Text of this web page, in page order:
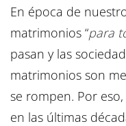
En época de
matrimonios “para
pasan y las
matrimonios son
se rompen. Por
en las últimas